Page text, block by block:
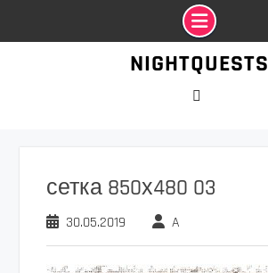
NIGHTQUESTS
сетка 850х480 03
30.05.2019 A